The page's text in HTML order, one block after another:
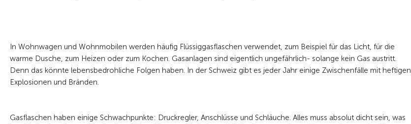
In Wohnwagen und Wohnmobilen werden häufig Flüssiggasflaschen verwendet, zum Beispiel für das Licht, für die
warme Dusche, zum Heizen oder zum Kochen. Gasanlagen sind eigentlich ungefährlich- solange kein Gas austritt.
Denn das könnte lebensbedrohliche Folgen haben. In der Schweiz gibt es jeder Jahr einige Zwischenfälle mit heftigen
Explosionen und Bränden.
Gasflaschen haben einige Schwachpunkte: Druckregler, Anschlüsse und Schläuche. Alles muss absolut dicht sein, was